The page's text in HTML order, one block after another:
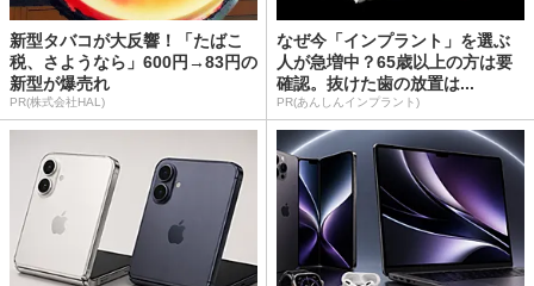
新型タバコが大反響！「たばこ
税、さようなら」600円→83円の
新型が爆売れ
PR(株式会社HAL)
なぜ今「インプラント」を選ぶ
人が急増中？65歳以上の方は要
確認。抜けた歯の放置は...
PR(あんしんインプラント)